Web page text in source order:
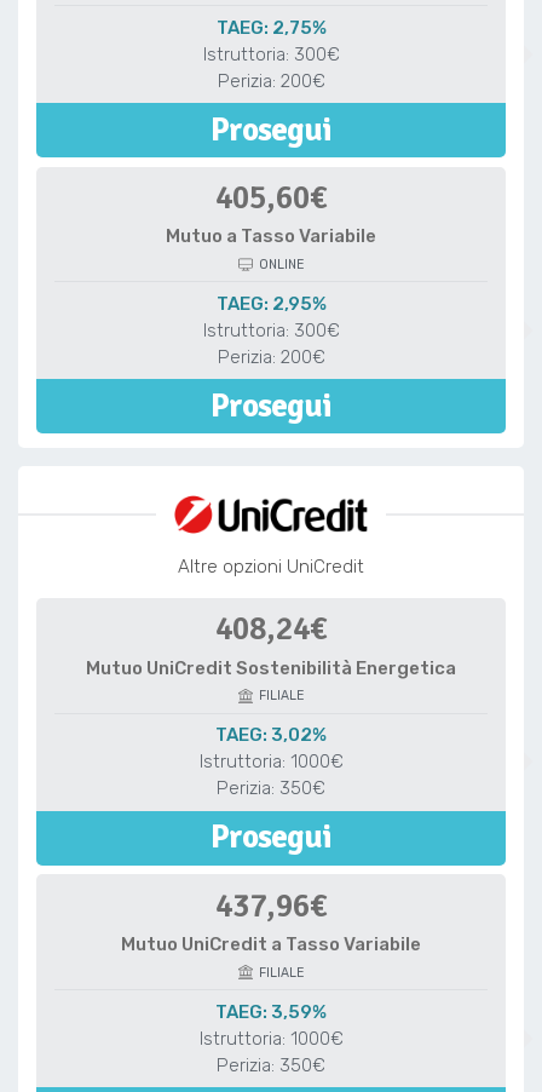
TAEG: 2,75%
Istruttoria: 300€
Perizia: 200€
Prosegui
405,60€
Mutuo a Tasso Variabile
ONLINE
TAEG: 2,95%
Istruttoria: 300€
Perizia: 200€
Prosegui
Altre opzioni UniCredit
408,24€
Mutuo UniCredit Sostenibilità Energetica
FILIALE
TAEG: 3,02%
Istruttoria: 1000€
Perizia: 350€
Prosegui
437,96€
Mutuo UniCredit a Tasso Variabile
FILIALE
TAEG: 3,59%
Istruttoria: 1000€
Perizia: 350€